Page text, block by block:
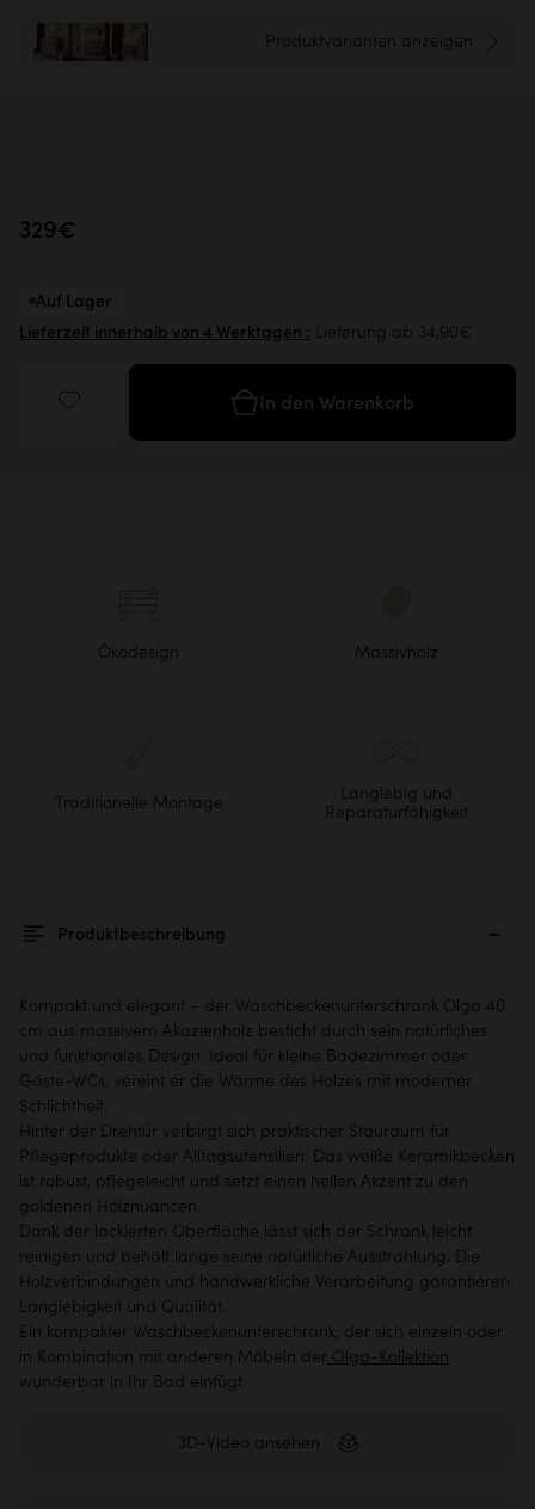
Produktvarianten anzeigen
329€
In den Warenkorb
Auf Lager
Lieferzeit innerhalb von 4 Werktagen : Lieferung ab 34,90€
Ökodesign Massivholz
Traditionelle Montage
Langlebig und
Reparaturfähigkeit
Produktbeschreibung
Kompakt und elegant – der Waschbeckenunterschrank Olga 40
cm aus massivem Akazienholz besticht durch sein natürliches
und funktionales Design. Ideal für kleine Badezimmer oder
Gäste-WCs, vereint er die Wärme des Holzes mit moderner
Schlichtheit.
Hinter der Drehtür verbirgt sich praktischer Stauraum für
Pflegeprodukte oder Alltagsutensilien. Das weiße Keramikbecken
ist robust, pflegeleicht und setzt einen hellen Akzent zu den
goldenen Holznuancen.
Dank der lackierten Oberfläche lässt sich der Schrank leicht
reinigen und behält lange seine natürliche Ausstrahlung. Die
Holzverbindungen und handwerkliche Verarbeitung garantieren
Langlebigkeit und Qualität.
Ein kompakter Waschbeckenunterschrank, der sich einzeln oder
in Kombination mit anderen Möbeln der Olga-Kollektion
wunderbar in Ihr Bad einfügt.
3D-Video ansehen